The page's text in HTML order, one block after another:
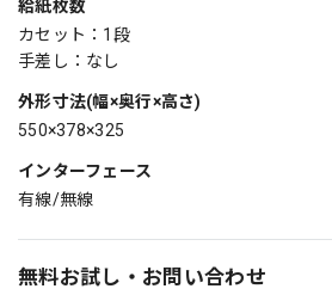
給紙枚数
カセット：1段
手差し：なし
外形寸法(幅×奥行×高さ)
550×378×325
インターフェース
有線/無線
無料お試し・お問い合わせ